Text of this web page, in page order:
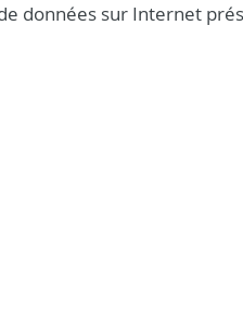
données sur Internet